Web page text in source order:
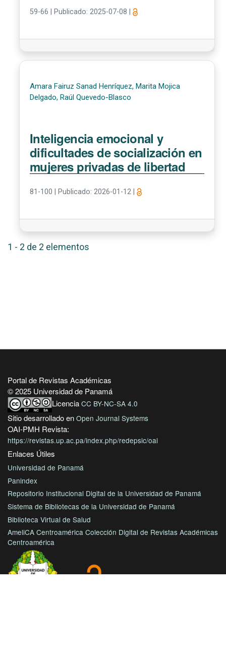
59-66 Publicado: 2025-07-08
Amara Fairuz Sanad Henríquez, Marita Mojica
Delgado, Raúl Quevedo-Blasco
Inteligencia emocional y
dificultades de socialización en
mujeres privadas de libertad
81-100 Publicado: 2026-01-12
1 - 2 de 2 elementos
Portal de Revistas Académicas
© 2025 Universidad de Panamá
Licencia CC BY-NC-SA 4.0
Sitio desarrollado en Open Journal Systems
OAI-PMH Revista:
https://revistas.up.ac.pa/index.php/redepsic/oai
Enlaces Útiles
Universidad de Panamá
Panindex
Repositorio Institucional Digital de la Universidad de Panamá
Sistema de Bibliotecas de la Universidad de Panamá
Biblioteca Virtual de Salud
AmeliCA Centroamérica Colección Digital de Revistas Académicas
Centroamérica